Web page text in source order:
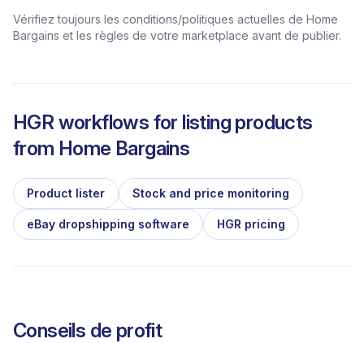
Vérifiez toujours les conditions/politiques actuelles de Home
Bargains et les règles de votre marketplace avant de publier.
HGR workflows for listing products
from Home Bargains
Product lister Stock and price monitoring
eBay dropshipping software HGR pricing
Conseils de profit